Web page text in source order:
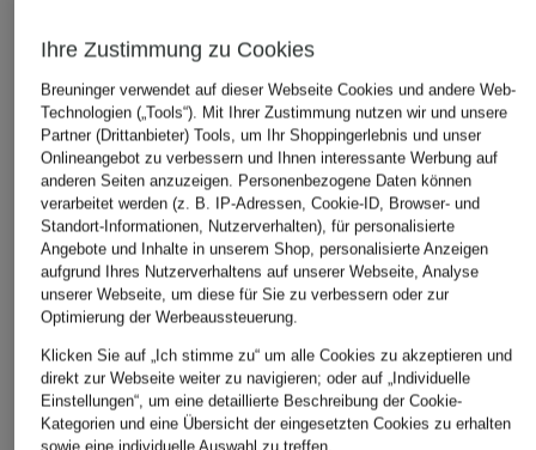
JOY sportswear
Sweatpants LYDIA
79,99 €
MSCH COPENHAGEN
Marlenehose
MSCHKEELEY
EDELMIRA
69,99 €
VENICE BEACH
Sweatpants
VB_CHLOE
59,99 €
Ihre Zustimmung zu Cookies
Breuninger verwendet auf dieser Webseite Cookies und andere Web-
Technologien („Tools“). Mit Ihrer Zustimmung nutzen wir und unsere
Partner (Drittanbieter) Tools, um Ihr Shoppingerlebnis und unser
Onlineangebot zu verbessern und Ihnen interessante Werbung auf
anderen Seiten anzuzeigen. Personenbezogene Daten können
verarbeitet werden (z. B. IP-Adressen, Cookie-ID, Browser- und
Standort-Informationen, Nutzerverhalten), für personalisierte
Angebote und Inhalte in unserem Shop, personalisierte Anzeigen
aufgrund Ihres Nutzerverhaltens auf unserer Webseite, Analyse
unserer Webseite, um diese für Sie zu verbessern oder zur
Optimierung der Werbeaussteuerung.
Klicken Sie auf „Ich stimme zu“ um alle Cookies zu akzeptieren und
direkt zur Webseite weiter zu navigieren; oder auf „Individuelle
Einstellungen“, um eine detaillierte Beschreibung der Cookie-
Kategorien und eine Übersicht der eingesetzten Cookies zu erhalten
sowie eine individuelle Auswahl zu treffen.